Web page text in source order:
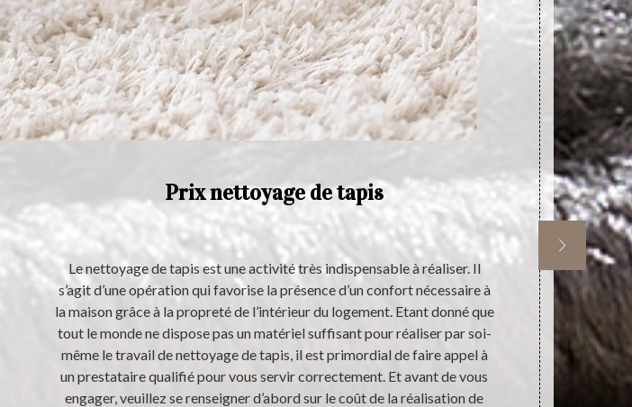
Prix nettoyage de tapis
Le nettoyage de tapis est une activité très indispensable à réaliser. Il
s’agit d’une opération qui favorise la présence d’un confort nécessaire à
la maison grâce à la propreté de l’intérieur du logement. Etant donné que
tout le monde ne dispose pas un matériel suffisant pour réaliser par soi-
même le travail de nettoyage de tapis, il est primordial de faire appel à
un prestataire qualifié pour vous servir correctement. Et avant de vous
engager, veuillez se renseigner d’abord sur le coût de la réalisation de
Si vous
de
vivement
de votre
votre tapis
tapis. Une